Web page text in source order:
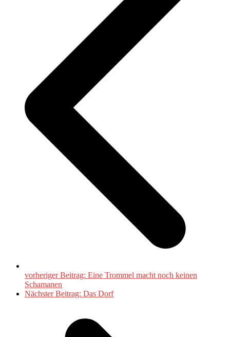
vorheriger Beitrag: Eine Trommel macht noch keinen
Schamanen
Nächster Beitrag: Das Dorf